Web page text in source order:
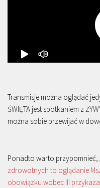
Transmisje można oglądać
ŚWIĘTA jest spotkaniem z
można sobie przewijać w
Ponadto warto przypomnieć,
zdrowotnych to oglądanie
obowiązku wobec III